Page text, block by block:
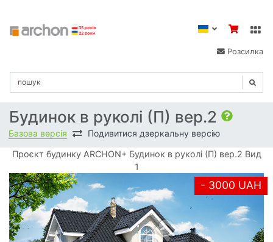
Розсилка
Будинок в руколі (П) вер.2
Базова версія Подивитися дзеркальну версію
Проєкт будинку ARCHON+ Будинок в руколі (П) вер.2 Вид
1
- 3000 UAH